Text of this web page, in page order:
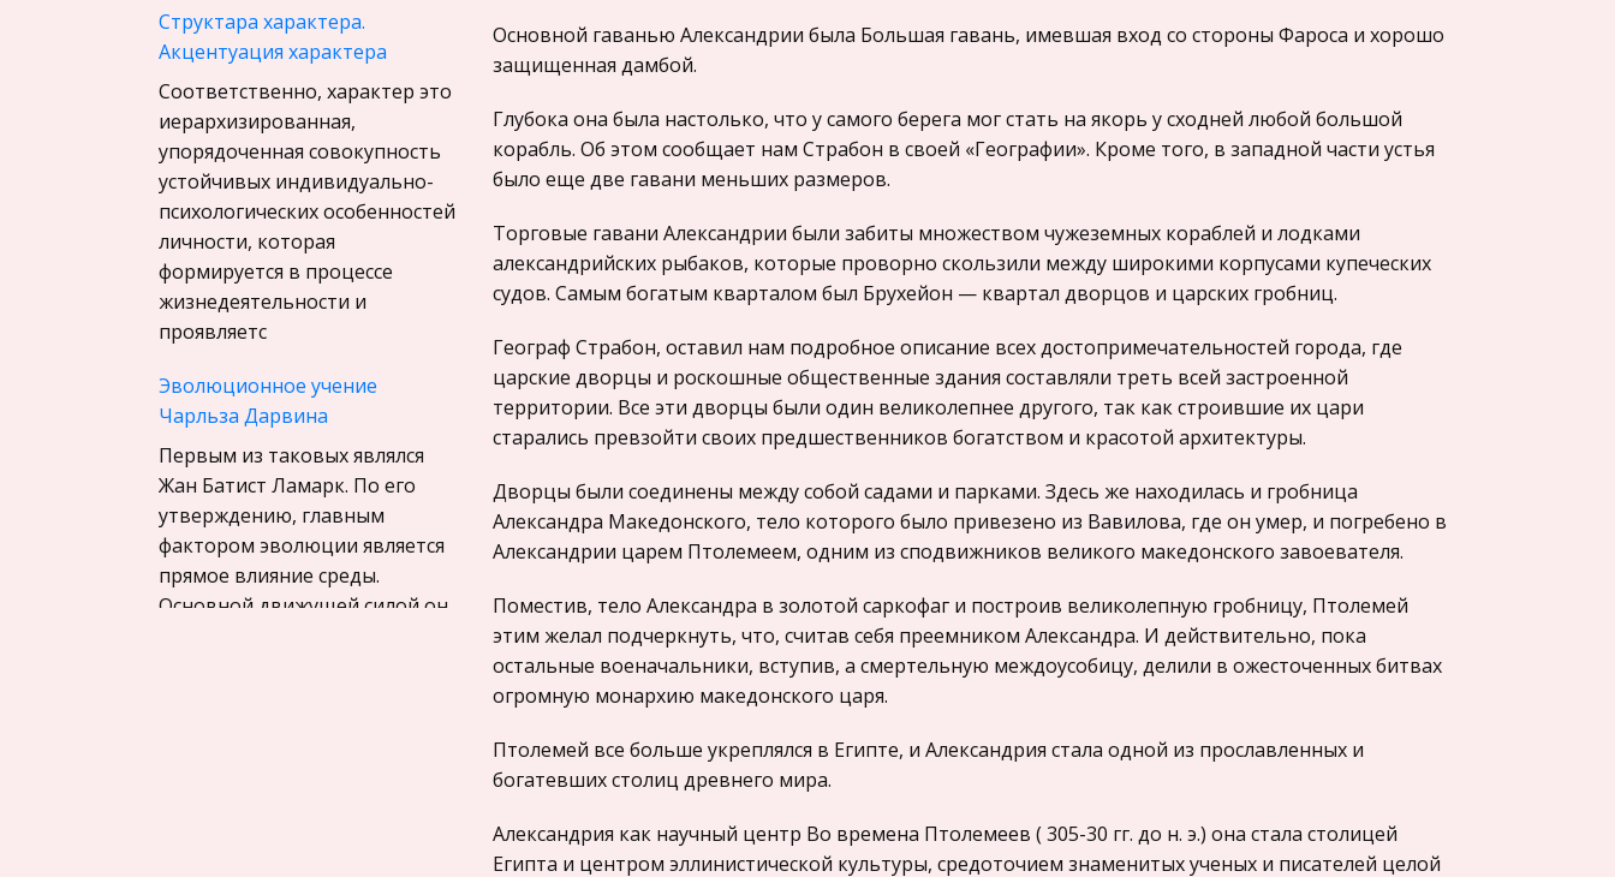
Финансовое право
История государства и
права зарубежных стран
География, Экономическая
география
Физика
Искусство, Культура,
Литература
Компьютерные сети
Материаловедение
Авиация
Программирование, Базы
данных
Бухгалтерский учет
История
Уголовное право
Экскурсии и туризм
Структара характера.
Акцентуация характера
Соответственно, характер это
иерархизированная,
упорядоченная совокупность
устойчивых индивидуально-
психологических особенностей
личности, которая
формируется в процессе
жизнедеятельности и
проявляетс
Эволюционное учение
Чарльза Дарвина
Первым из таковых являлся
Жан Батист Ламарк. По его
утверждению, главным
фактором эволюции является
прямое влияние среды.
Основной движущей силой он
Основной гаванью Александрии была Большая гавань, имевшая вход со стороны Фароса и хорошо
защищенная дамбой.
Глубока она была настолько, что у самого берега мог стать на якорь у сходней любой большой
корабль. Об этом сообщает нам Страбон в своей «Географии». Кроме того, в западной части устья
было еще две гавани меньших размеров.
Торговые гавани Александрии были забиты множеством чужеземных кораблей и лодками
александрийских рыбаков, которые проворно скользили между широкими корпусами купеческих
судов. Самым богатым кварталом был Брухейон — квартал дворцов и царских гробниц.
Географ Страбон, оставил нам подробное описание всех достопримечательностей города, где
царские дворцы и роскошные общественные здания составляли треть всей застроенной
территории. Все эти дворцы были один великолепнее другого, так как строившие их цари
старались превзойти своих предшественников богатством и красотой архитектуры.
Дворцы были соединены между собой садами и парками. Здесь же находилась и гробница
Александра Македонского, тело которого было привезено из Вавилова, где он умер, и погребено в
Александрии царем Птолемеем, одним из сподвижников великого македонского завоевателя.
Поместив, тело Александра в золотой саркофаг и построив великолепную гробницу, Птолемей
этим желал подчеркнуть, что, считав себя преемником Александра. И действительно, пока
остальные военачальники, вступив, а смертельную междоусобицу, делили в ожесточенных битвах
огромную монархию македонского царя.
Птолемей все больше укреплялся в Египте, и Александрия стала одной из прославленных и
богатевших столиц древнего мира.
Александрия как научный центр Во времена Птолемеев ( 305-30 гг. до н. э.) она стала столицей
Египта и центром эллинистической культуры, средоточием знаменитых ученых и писателей целой